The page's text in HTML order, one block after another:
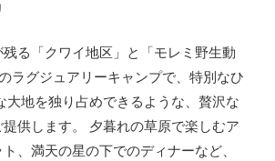
る「クワイ地区」と「モレミ野生動
ラグジュアリーキャンプで、特別なひ
大地を独り占めできるような、贅沢な
供します。 夕暮れの草原で楽しむア
、満天の星の下でのディナーなど、